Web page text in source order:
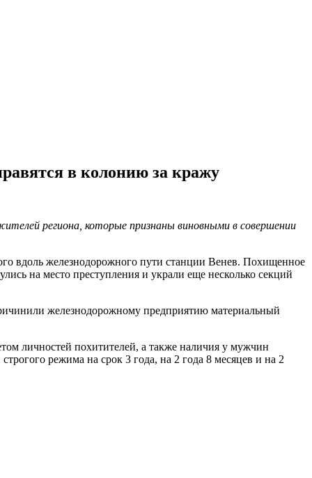
в колонию за кражу
региона, которые признаны виновными в совершении
вдоль железнодорожного пути станции Венев. Похищенное
на место преступления и украли еще несколько секций
железнодорожному предприятию материальный
личностей похитителей, а также наличия у мужчин
режима на срок 3 года, на 2 года 8 месяцев и на 2